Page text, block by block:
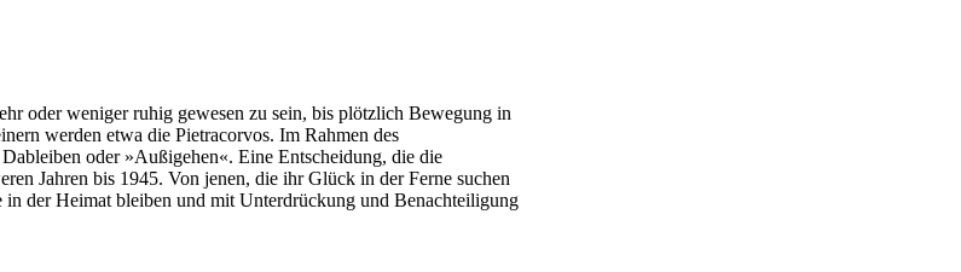
oder weniger ruhig gewesen zu sein, bis plötzlich Bewegung in
werden etwa die Pietracorvos. Im Rahmen des
oder »Außigehen«. Eine Entscheidung, die die
Jahren bis 1945. Von jenen, die ihr Glück in der Ferne suchen
der Heimat bleiben und mit Unterdrückung und Benachteiligung